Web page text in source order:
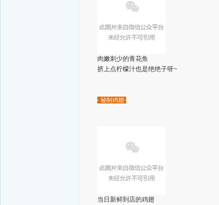
肉嫩刺少的青花鱼
挤上点柠檬汁也是绝绝子呀~
- 秘制鸡翅-
当日新鲜到店的鸡翅